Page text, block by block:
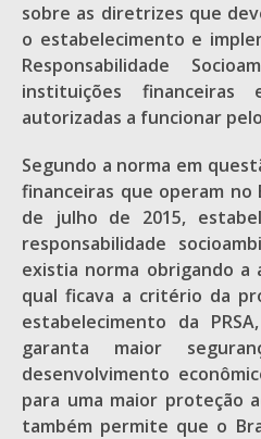
sobre as diretrizes que
o estabelecimento e
Responsabilidade
instituições financeiras
autorizadas a funcionar
Segundo a norma em
financeiras que operam no
de julho de 2015,
responsabilidade
existia norma obrigando a
qual ficava a critério da
estabelecimento da
garanta maior
desenvolvimento
para uma maior proteção
também permite que o